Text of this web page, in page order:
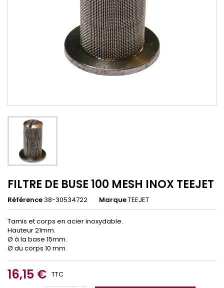
FILTRE DE BUSE 100 MESH INOX TEEJET
Référence38-30534722 MarqueTEEJET
Tamis et corps en acier inoxydable.
Hauteur 21mm.
Ø à la base 15mm.
Ø du corps 10 mm
16,15 € TTC